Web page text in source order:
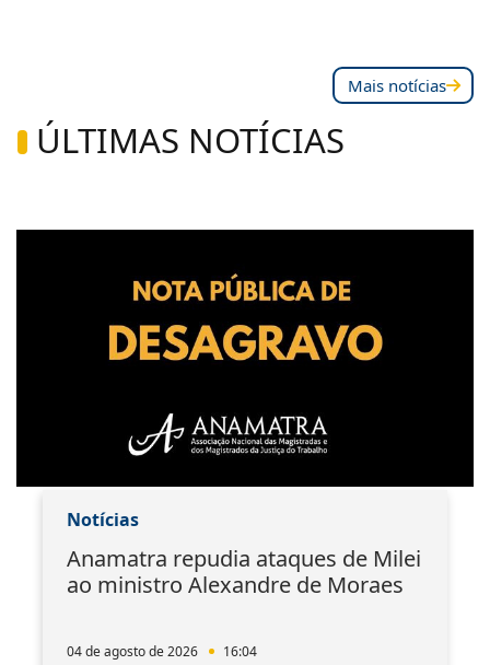
Mais notícias
ÚLTIMAS NOTÍCIAS
Notícias
Anamatra repudia ataques de Milei
ao ministro Alexandre de Moraes
04 de agosto de 2026 16:04